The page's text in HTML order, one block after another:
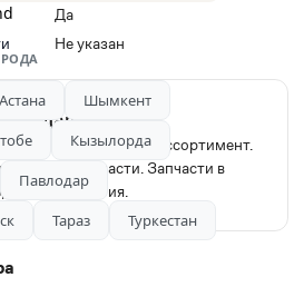
LIEBHERR
HIDROMEK
HYUNDAI,
JCB
Да
Не указан
расчет. Широкий ассортимент.
Новые запчасти. Запчасти в
заказ. Гарантия.
Астана
Шымкент
Кызылорда
Павлодар
Тараз Туркестан